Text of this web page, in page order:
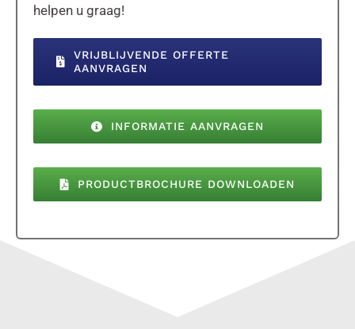
helpen u graag!
VRIJBLIJVENDE OFFERTE
AANVRAGEN
INFORMATIE AANVRAGEN
PRODUCTBROCHURE DOWNLOADEN